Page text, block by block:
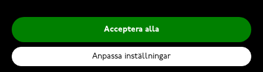
Lägg till i kundvagn
Acceptera alla
Anpassa inställningar